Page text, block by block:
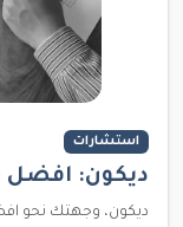
استشارات
ديكون:
ديكون، وجهتك نحو